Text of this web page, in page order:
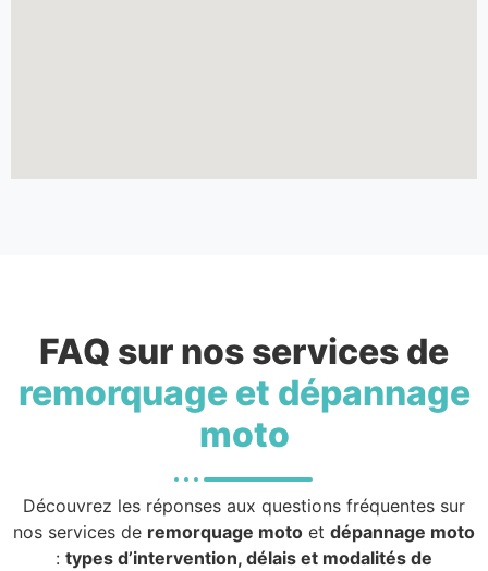
FAQ sur nos services de
remorquage et dépannage
moto
Découvrez les réponses aux questions fréquentes sur
nos services de remorquage moto et dépannage moto
: types d’intervention, délais et modalités de